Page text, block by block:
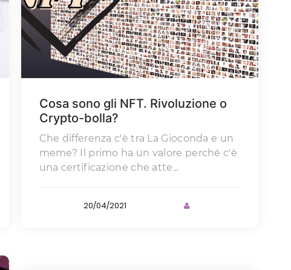
Cosa sono gli NFT. Rivoluzione o
Crypto-bolla?
Che differenza c'è tra La Gioconda e un
meme? Il primo ha un valore perché c'è
una certificazione che atte...
20/04/2021